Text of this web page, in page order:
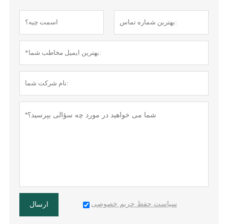
ارسال سیاست حفظ حریم خصوصی